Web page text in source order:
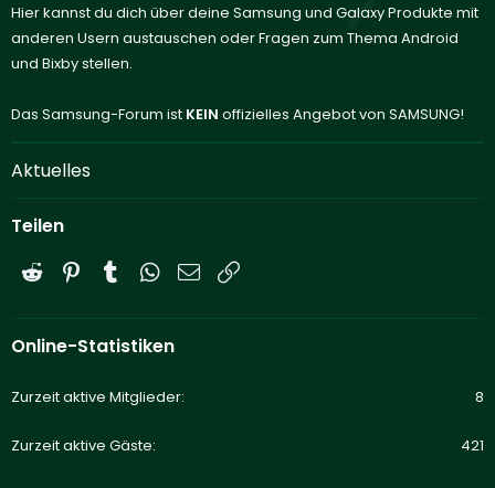
Hier kannst du dich über deine Samsung und Galaxy Produkte mit
anderen Usern austauschen oder Fragen zum Thema Android
und Bixby stellen.
Das Samsung-Forum ist KEIN offizielles Angebot von SAMSUNG!
Aktuelles
Teilen
Reddit PinterestTumblrWhatsApp
E-Mail
Online-Statistiken
Zurzeit aktive Mitglieder 8
Zurzeit aktive Gäste 421